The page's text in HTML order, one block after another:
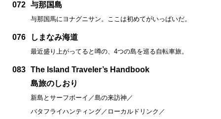
072 与那国島
与那国馬にヨナグニサン。ここは初めてがいっぱいだ。
076 しまなみ海道
最近盛り上がってると噂の、4つの島を巡る自転車旅。
083 The Island Traveler’s Handbook
島旅のしおり
新島とサーフボーイ／島の来訪神／
バタフライハンティング／ローカルドリンク／